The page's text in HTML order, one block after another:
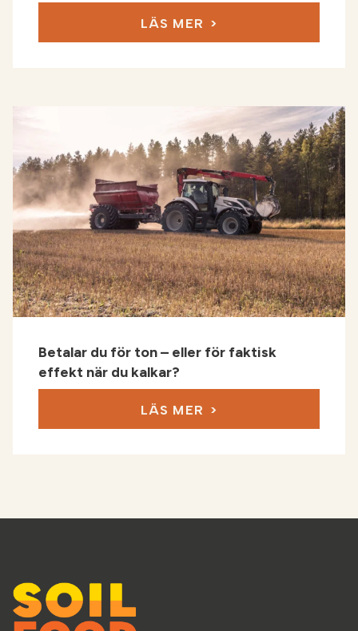
LÄS MER
Betalar du för ton – eller för faktisk
effekt när du kalkar?
LÄS MER